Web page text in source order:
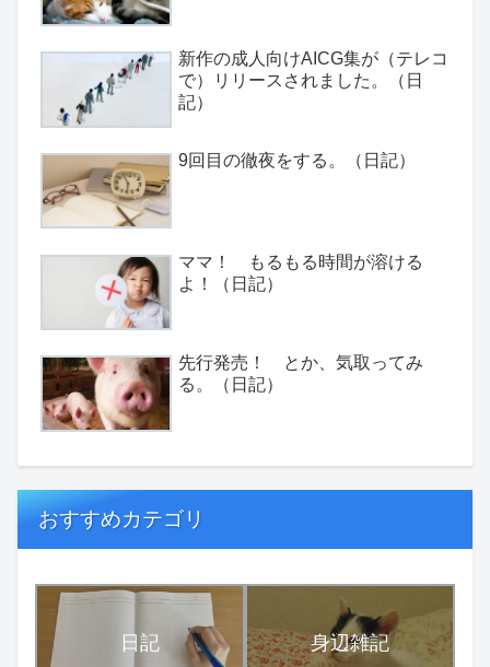
新作の成人向けAICG集が（テレコ
で）リリースされました。（日
記）
9回目の徹夜をする。（日記）
ママ！ もるもる時間が溶ける
よ！（日記）
先行発売！ とか、気取ってみ
る。（日記）
おすすめカテゴリ
日記 身辺雑記